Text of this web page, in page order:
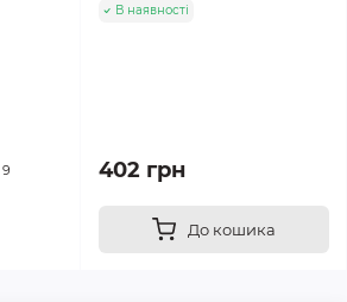
9
В наявності
402 грн
До кошика